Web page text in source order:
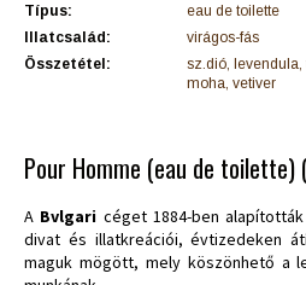
Típus:
eau de toilette
Illatcsalád:
virágos-fás
Összetétel:
sz.dió, levendula,
moha, vetiver
Pour Homme (eau de
A Bvlgari céget 1884-ben
divat és illatkreációi, évtizedeken
maguk mögött, mely köszönhető a